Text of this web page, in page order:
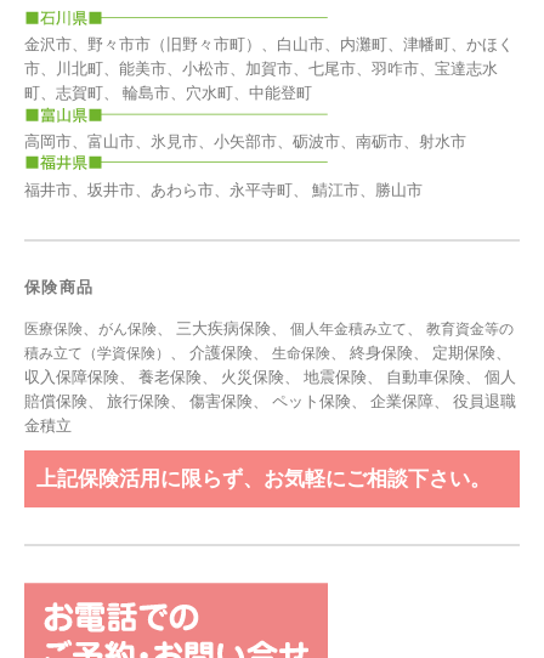
金沢市、野々市市（旧野々市町）、白山市、内灘町、津幡町、かほく
市、川北町、能美市、小松市、加賀市、七尾市、羽咋市、宝達志水
町、志賀町、 輪島市、穴水町、中能登町
高岡市、富山市、氷見市、小矢部市、砺波市、南砺市、射水市
福井市、坂井市、あわら市、永平寺町、 鯖江市、勝山市
保険商品
医療保険、 がん保険、 三大疾病保険、 個人年金積み立て、 教育資金等の
積み立て（学資保険） 、 介護保険、 生命保険、 終身保険、 定期保険、
収入保障保険、 養老保険、 火災保険、 地震保険、 自動車保険、 個人
賠償保険、 旅行保険、 傷害保険、 ペット保険、 企業保障、 役員退職
金積立
上記保険活用に限らず、お気軽にご相談下さい。